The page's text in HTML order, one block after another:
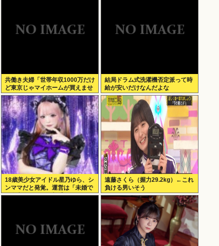
共働き夫婦「世帯年収1000万だけ
ど東京じゃマイホームが買えませ
ん 」
結局ドラム式洗濯機否定派って時
給が安いだけなんだよな
18歳美少女アイドル星乃ゆら、シ
ンママだと発覚。運営は「未婚で
現在交際している相手もいないの
遠藤さくら（握力29.2kg）←これ
負ける男いそう